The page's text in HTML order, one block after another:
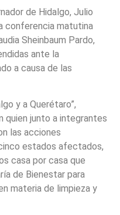
de Hidalgo, Julio
conferencia matutina
Sheinbaum Pardo,
ante la
a causa de las
y a Querétaro”,
quien junto a integrantes
las acciones
estados afectados,
casa por casa que
de Bienestar para
materia de limpieza y